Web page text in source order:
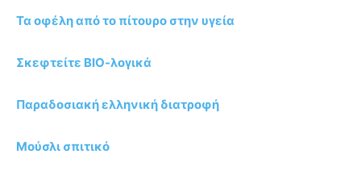
Τα οφέλη από το πίτουρο στην υγεία
Σκεφτείτε ΒΙΟ-λογικά
Παραδοσιακή ελληνική διατροφή
Μούσλι σπιτικό